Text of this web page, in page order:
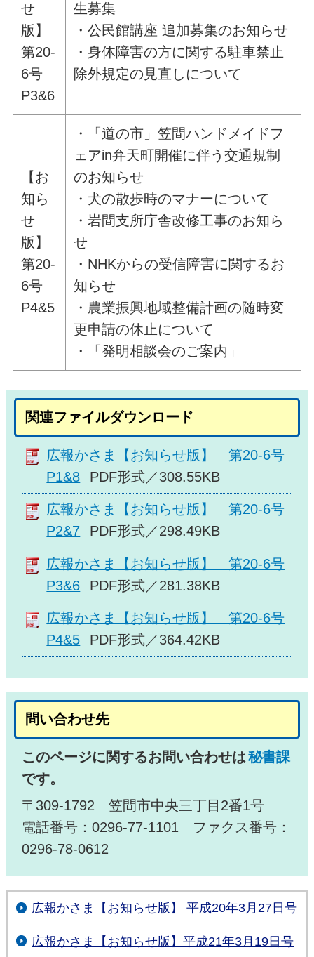
せ
版】
第20-
6号
P3&6
生募集
・公民館講座 追加募集のお知らせ
・身体障害の方に関する駐車禁止
除外規定の見直しについて
【お
知ら
せ
版】
第20-
6号
P4&5
・「道の市」笠間ハンドメイドフ
ェアin弁天町開催に伴う交通規制
のお知らせ
・犬の散歩時のマナーについて
・岩間支所庁舎改修工事のお知ら
せ
・NHKからの受信障害に関するお
知らせ
・農業振興地域整備計画の随時変
更申請の休止について
・「発明相談会のご案内」
関連ファイルダウンロード
広報かさま【お知らせ版】 第20-6号
P1&8
PDF形式／308.55KB
広報かさま【お知らせ版】 第20-6号
P2&7
PDF形式／298.49KB
広報かさま【お知らせ版】 第20-6号
P3&6
PDF形式／281.38KB
広報かさま【お知らせ版】 第20-6号
P4&5
PDF形式／364.42KB
問い合わせ先
このページに関するお問い合わせは秘書課
です。
〒309-1792 笠間市中央三丁目2番1号
電話番号：0296-77-1101 ファクス番号：
0296-78-0612
広報かさま【お知らせ版】 平成20年3月27日号
広報かさま【お知らせ版】平成21年3月19日号